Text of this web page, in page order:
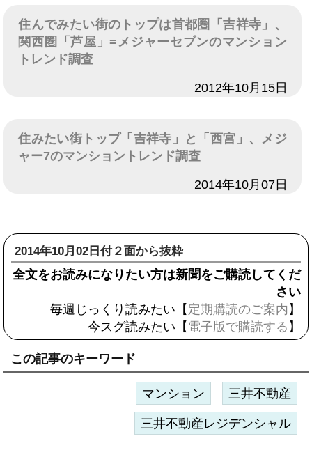
住んでみたい街のトップは首都圏「吉祥寺」、
関西圏「芦屋」=メジャーセブンのマンション
トレンド調査
2012年10月15日
住みたい街トップ「吉祥寺」と「西宮」、メジ
ャー7のマンショントレンド調査
2014年10月07日
2014年10月02日付２面から抜粋
全文をお読みになりたい方は新聞をご購読してくだ
さい
毎週じっくり読みたい【 定期購読のご案内 】
今スグ読みたい【 電子版で購読する 】
この記事のキーワード
マンション 三井不動産
三井不動産レジデンシャル